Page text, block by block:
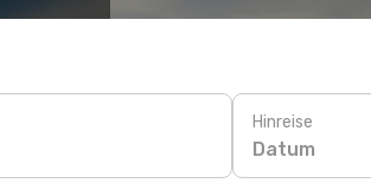
Hinreise
Datum